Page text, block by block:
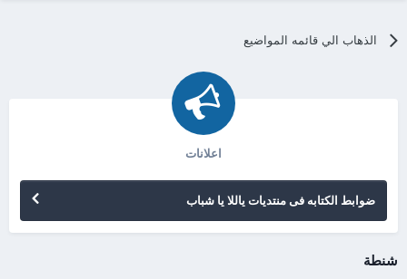
الذهاب الي قائمه المواضيع
اعلانات
ضوابط الكتابه فى منتديات ياللا يا شباب
شنطة